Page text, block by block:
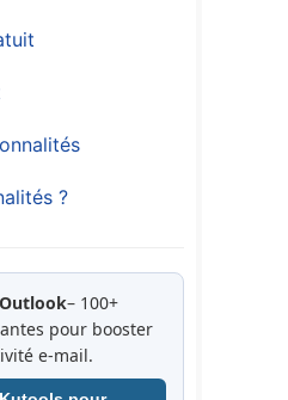
?
– 100+
pour booster
e-mail.